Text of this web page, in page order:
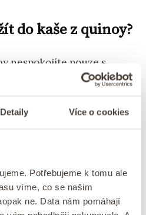
Detaily Více o cookies
Potřebujeme k tomu ale
víme, co se našim
ne. Data nám pomáhají
do kaše z quinoy?
nespokojíte pouze s
skořicia
sirupu, ale my nejraději
extrakt (recept
ve vaření a máte rádi
experimentovat,